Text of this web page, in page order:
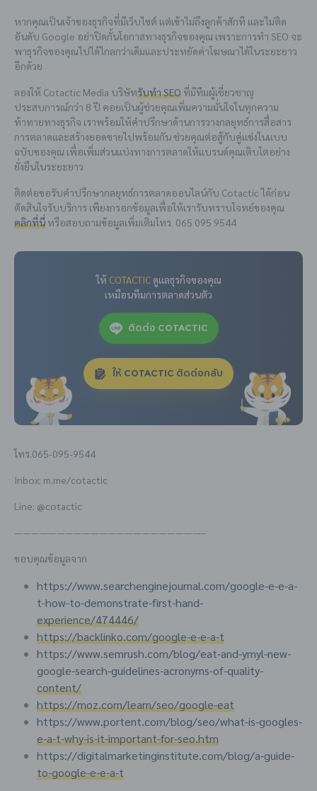
หากคุณเป็นเจ้าของธุรกิจที่มีเว็บไซต์ แต่เข้าไม่ถึงลูกค้าสักที และไม่ติด
อันดับ Google อย่าปิดกั้นโอกาสทางธุรกิจของคุณ เพราะการทำ SEO จะ
พาธุรกิจของคุณไปได้ไกลกว่าเดิมและประหยัดค่าโฆษณาได้ในระยะยาว
อีกด้วย
ลองให้ Cotactic Media บริษัทรับทำ SEO ที่มีทีมผู้เชี่ยวชาญ
ประสบการณ์กว่า 8 ปี คอยเป็นผู้ช่วยคุณเพิ่มความมั่นใจในทุกความ
ท้าทายทางธุรกิจ เราพร้อมให้คำปรึกษาด้านการวางกลยุทธ์การสื่อสาร
การตลาดและสร้างยอดขายไปพร้อมกัน ช่วยคุณต่อสู้กับคู่แข่งในแบบ
ฉบับของคุณ เพื่อเพิ่มส่วนแบ่งทางการตลาดให้แบรนด์คุณเติบโตอย่าง
ยั่งยืนในระยะยาว
ติดต่อขอรับคำปรึกษากลยุทธ์การตลาดออนไลน์กับ Cotactic ได้ก่อน
ตัดสินใจรับบริการ เพียงกรอกข้อมูลเพื่อให้เรารับทราบโจทย์ของคุณ
คลิกที่นี่ หรือสอบถามข้อมูลเพิ่มเติมโทร. 065 095 9544
ให้ COTACTICดูแลธุรกิจของคุณ
เหมือนทีมการตลาดส่วนตัว
ติดต่อ COTACTIC
ให้ COTACTIC ติดต่อกลับ
โทร.065-095-9544
Inbox: m.me/cotactic
Line: @cotactic
——————————————————————–
ขอบคุณข้อมูลจาก
https://www.searchenginejournal.com/google-e-e-a-
t-how-to-demonstrate-first-hand-
experience/474446/
https://backlinko.com/google-e-e-a-t
https://www.semrush.com/blog/eat-and-ymyl-new-
google-search-guidelines-acronyms-of-quality-
content/
https://moz.com/learn/seo/google-eat
https://www.portent.com/blog/seo/what-is-googles-
e-a-t-why-is-it-important-for-seo.htm
https://digitalmarketinginstitute.com/blog/a-guide-
to-google-e-e-a-t